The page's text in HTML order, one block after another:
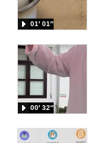
01′ 01″
00′ 32″